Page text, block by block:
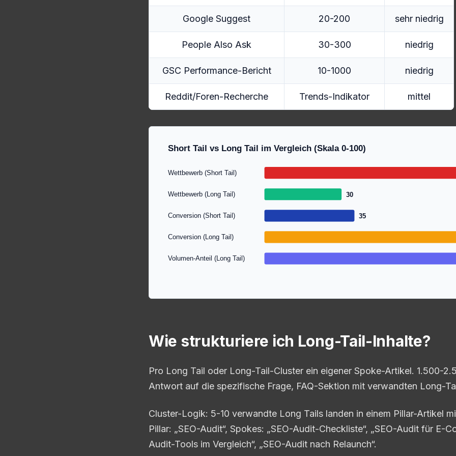
Google Suggest 20-200 sehr niedrig
People Also Ask 30-300 niedrig
GSC Performance-Bericht 10-1000 niedrig
Reddit/Foren-Recherche Trends-Indikator mittel
Short Tail vs Long Tail im Vergleich (Skala 0-100)
Wettbewerb (Short Tail)
Wettbewerb (Long Tail) 30
Conversion (Short Tail) 35
Conversion (Long Tail)
Volumen-Anteil (Long Tail)
Wie strukturiere ich Long-Tail-Inhalte?
Pro Long Tail oder Long-Tail-Cluster ein eigener Spoke-Artikel. 1.500-
Antwort auf die spezifische Frage, FAQ-Sektion mit verwandten Long-
Cluster-Logik: 5-10 verwandte Long Tails landen in einem Pillar-Artikel
Pillar: „SEO-Audit“, Spokes: „SEO-Audit-Checkliste“, „SEO-Audit für E-
Audit-Tools im Vergleich“, „SEO-Audit nach Relaunch“.